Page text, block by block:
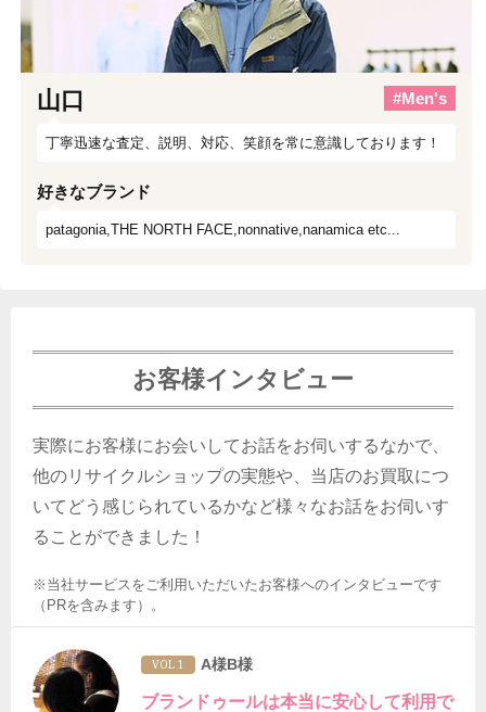
山口 #Men's
丁寧迅速な査定、説明、対応、笑顔を常に意識しております！
好きなブランド
patagonia,THE NORTH FACE,nonnative,nanamica etc...
お客様インタビュー
実際にお客様にお会いしてお話をお伺いするなかで、
他のリサイクルショップの実態や、当店のお買取につ
いてどう感じられているかなど様々なお話をお伺いす
ることができました！
※当社サービスをご利用いただいたお客様へのインタビューです
（PRを含みます）。
VOL 1 A様B様
ブランドゥールは本当に安心して利用で